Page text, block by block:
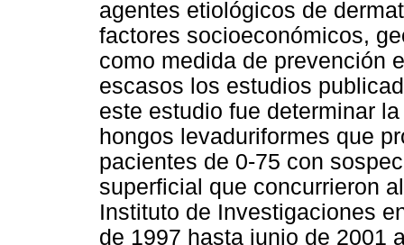
agentes etiológicos de
factores socioeconómicos,
como medida de prevención
escasos los estudios
este estudio fue determinar
hongos levaduriformes que
pacientes de 0-75 con
superficial que concurrieron
Instituto de Investigaciones
de 1997 hasta junio de 2001